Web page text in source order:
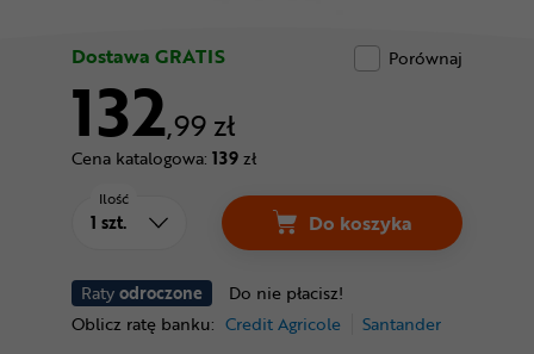
Dostawa GRATIS Porównaj
132,99 zł
Cena katalogowa: 139zł
Ratyodroczone
Do nie płacisz!
Oblicz ratę banku: Credit Agricole Santander
Ilość
Do koszyka